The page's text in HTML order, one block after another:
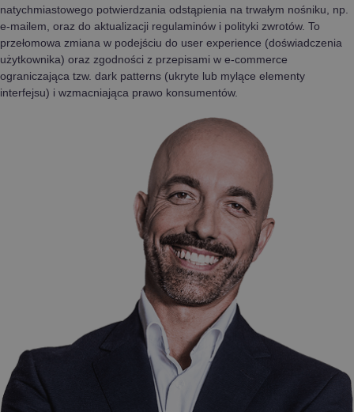
natychmiastowego potwierdzania odstąpienia na trwałym nośniku, np.
e-mailem, oraz do aktualizacji regulaminów i polityki zwrotów. To
przełomowa zmiana w podejściu do user experience (doświadczenia
użytkownika) oraz zgodności z przepisami w e-commerce
ograniczająca tzw. dark patterns (ukryte lub mylące elementy
interfejsu) i wzmacniająca prawo konsumentów.